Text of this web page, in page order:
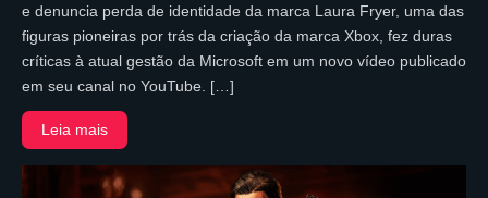
e denuncia perda de identidade da marca Laura Fryer, uma das
figuras pioneiras por trás da criação da marca Xbox, fez duras
críticas à atual gestão da Microsoft em um novo vídeo publicado
em seu canal no YouTube. […]
Leia mais